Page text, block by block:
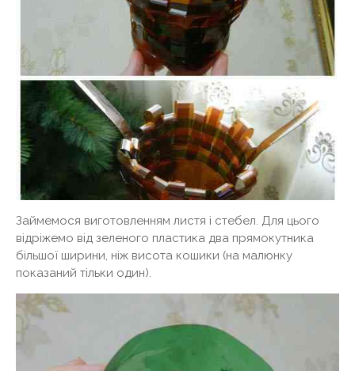
Займемося виготовленням листя і стебел. Для цього
відріжемо від зеленого пластика два прямокутника
більшої ширини, ніж висота кошики (на малюнку
показаний тільки один).